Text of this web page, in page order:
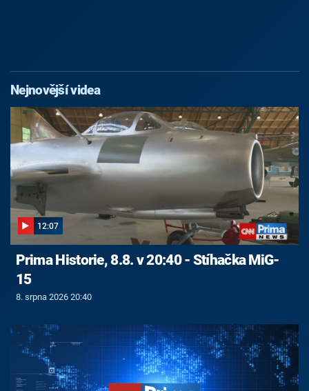
Nejnovější videa
12:07
Prima Historie, 8.8. v 20:40 - Stíhačka MiG-
15
8. srpna 2026 20:40